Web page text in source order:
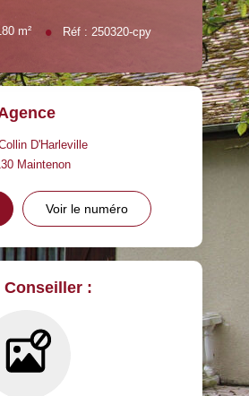
m² Réf : 250320-cpy
D'Harleville
Maintenon
Voir le numéro
Conseiller :